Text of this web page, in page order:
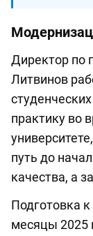
Директор по
Литвинов
практику во
путь до
качества, а
Подготовка
месяцы 2025